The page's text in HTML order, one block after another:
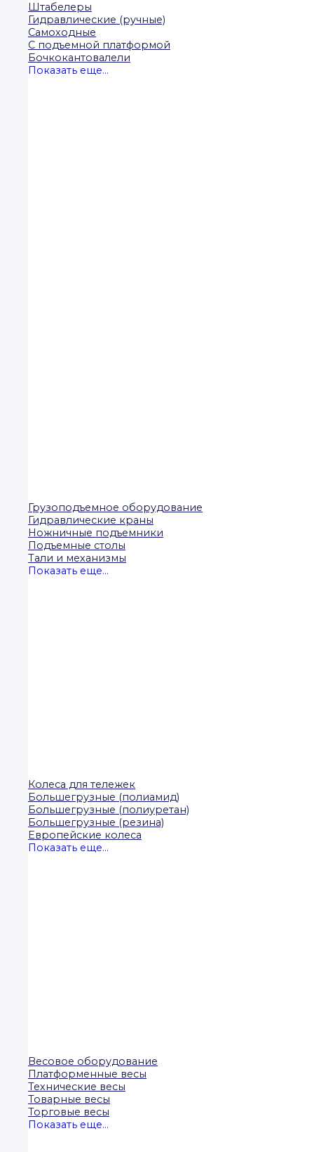
Штабелеры
Гидравлические (ручные)
Самоходные
С подъемной платформой
Бочкокантовалели
Показать еще...
Грузоподъемное оборудование
Гидравлические краны
Ножничные подъемники
Подъемные столы
Тали и механизмы
Показать еще...
Колеса для тележек
Большегрузные (полиамид)
Большегрузные (полиуретан)
Большегрузные (резина)
Европейские колеса
Показать еще...
Весовое оборудование
Платформенные весы
Технические весы
Товарные весы
Торговые весы
Показать еще...